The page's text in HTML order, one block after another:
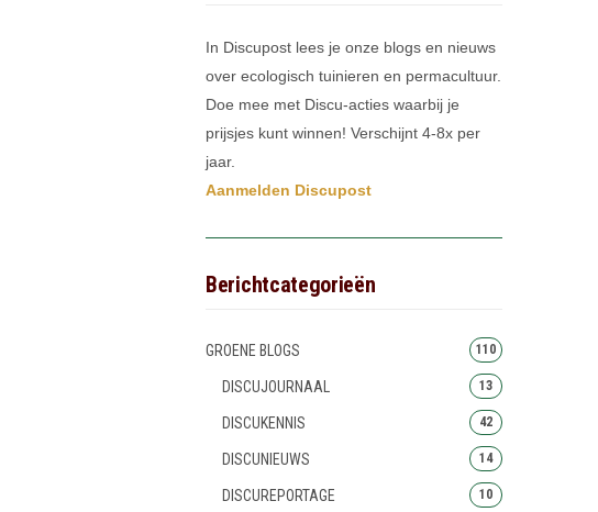
In Discupost lees je onze blogs en nieuws
over ecologisch tuinieren en permacultuur.
Doe mee met Discu-acties waarbij je
prijsjes kunt winnen! Verschijnt 4-8x per
jaar.
Aanmelden Discupost
Berichtcategorieën
GROENE BLOGS 110
DISCUJOURNAAL 13
DISCUKENNIS 42
DISCUNIEUWS 14
DISCUREPORTAGE 10